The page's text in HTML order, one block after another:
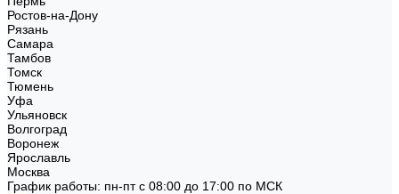
Ростов-на-Дону
Рязань
Самара
Тамбов
Томск
Тюмень
Уфа
Ульяновск
Волгоград
Воронеж
Ярославль
Москва
График работы: пн-пт с 08:00 до 17:00 по МСК